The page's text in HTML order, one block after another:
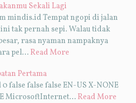
Sekali Lagi
mindis.id Tempat ngopi di jalan
ini tak pernah sepi. Walau tidak
rasa nyaman nampaknya
pel… Read More
Pertama
false false false EN-US X-NONE
MicrosoftInternet… Read More